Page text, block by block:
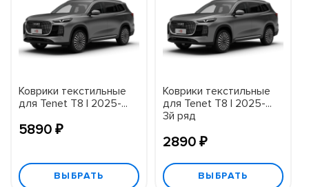
Коврики текстильные
для Tenet T8 I 2025-...
5890 ₽
ВЫБРАТЬ
Коврики текстильные
для Tenet T8 I 2025-...
3й ряд
2890 ₽
ВЫБРАТЬ